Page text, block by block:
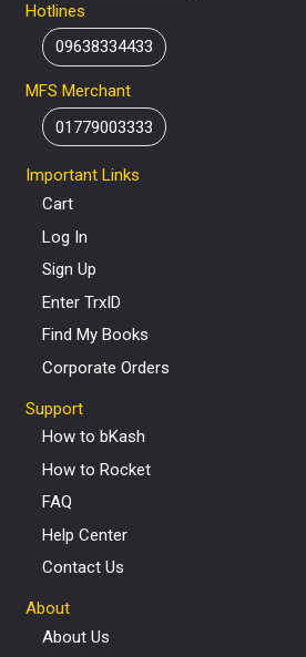
Hotlines
09638334433
MFS Merchant
01779003333
Important Links
Cart
Log In
Sign Up
Enter TrxID
Find My Books
Corporate Orders
Support
How to bKash
How to Rocket
FAQ
Help Center
Contact Us
About
About Us